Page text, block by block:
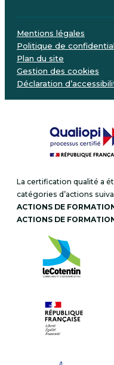
Mentions légales
Politique de
Plan du site
Gestion des cookies
Déclaration
La certification qualité a
catégories d’actions
ACTIONS DE
ACTIONS DE